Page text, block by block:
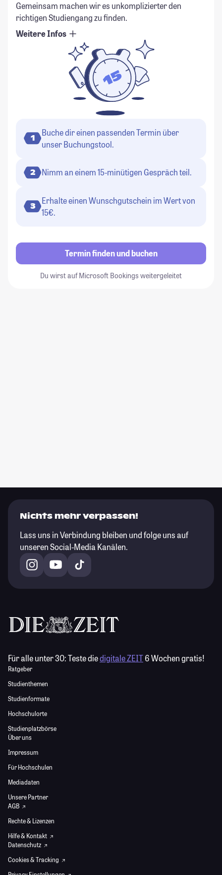
Gemeinsam machen wir es unkomplizierter den
richtigen Studiengang zu finden.
Weitere Infos
1
Buche dir einen passenden Termin über
unser Buchungstool.
2 Nimm an einem 15-minütigen Gespräch teil.
3
Erhalte einen Wunschgutschein im Wert von
15€.
Termin finden und buchen
Du wirst auf Microsoft Bookings weitergeleitet
Nichts mehr verpassen!
Lass uns in Verbindung bleiben und folge uns auf
unseren Social-Media Kanälen.
Für alle unter 30:Teste diedigitale ZEIT6 Wochen gratis!
Ratgeber
Studienthemen
Studienformate
Hochschulorte
Studienplatzbörse
Über uns
Impressum
Für Hochschulen
Mediadaten
Unsere Partner
AGB
Rechte & Lizenzen
Hilfe & Kontakt
Datenschutz
Cookies & Tracking